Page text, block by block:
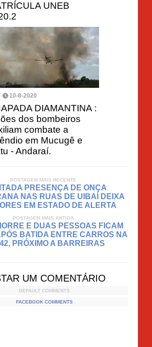
UNEB
10-8-2020
DIAMANTINA :
dos bombeiros
combate a
em Mucugê e
- Andaraí.
POSTAGEM MAIS RECENTE
PRESENÇA DE ONÇA
NAS RUAS DE UIBAÍ DEIXA
EM ESTADO DE ALERTA
POSTAGEM MAIS ANTIGA
E DUAS PESSOAS FICAM
BATIDA ENTRE CARROS NA
PRÓXIMO A BARREIRAS
UM COMENTÁRIO
DEFAULT COMMENTS
FACEBOOK COMMENTS